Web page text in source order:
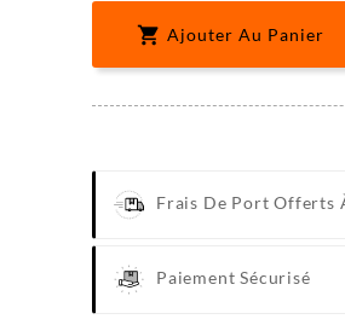
 Ajouter Au Panier
Frais De Port Offerts
Paiement Sécurisé